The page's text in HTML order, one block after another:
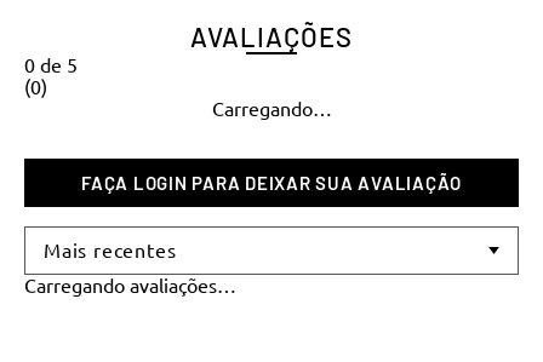
AVALIAÇÕES
0 de 5
(0)
Carregando…
Mais recentes
Carregando avaliações…